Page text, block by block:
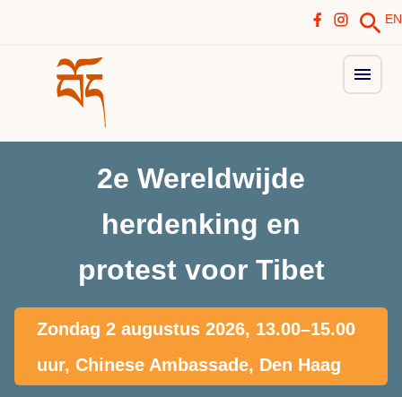
EN
2e Wereldwijde
herdenking en
protest voor Tibet
Zondag 2 augustus 2026, 13.00–15.00
uur, Chinese Ambassade, Den Haag